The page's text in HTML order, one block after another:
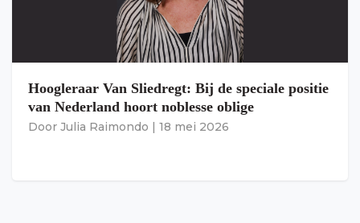
Hoogleraar Van Sliedregt: Bij de speciale positie
van Nederland hoort noblesse oblige
Door Julia Raimondo | 18 mei 2026